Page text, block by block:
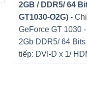
2GB / DDR5/ 64
GT1030-O2G)-
GeForce GT 1030
2Gb DDR5/ 64
tiếp: DVI-D x 1/